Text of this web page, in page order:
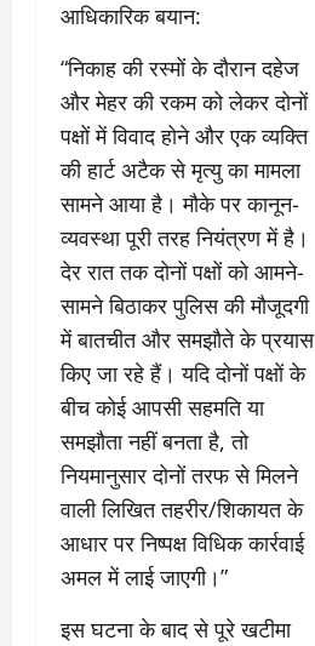
आधिकारिक बयान:
“निकाह की रस्मों के दौरान दहेज
और मेहर की रकम को लेकर दोनों
पक्षों में विवाद होने और एक व्यक्ति
की हार्ट अटैक से मृत्यु का मामला
सामने आया है। मौके पर कानून-
व्यवस्था पूरी तरह नियंत्रण में है।
देर रात तक दोनों पक्षों को आमने-
सामने बिठाकर पुलिस की मौजूदगी
में बातचीत और समझौते के प्रयास
किए जा रहे हैं। यदि दोनों पक्षों के
बीच कोई आपसी सहमति या
समझौता नहीं बनता है, तो
नियमानुसार दोनों तरफ से मिलने
वाली लिखित तहरीर/शिकायत के
आधार पर निष्पक्ष विधिक कार्रवाई
अमल में लाई जाएगी।”
​इस घटना के बाद से पूरे खटीमा